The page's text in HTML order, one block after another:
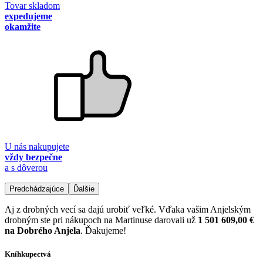
Tovar skladom
expedujeme
okamžite
U nás nakupujete
vždy bezpečne
a s dôverou
Predchádzajúce Ďalšie
Aj z drobných vecí sa dajú urobiť veľké. Vďaka vašim Anjelským
drobným ste pri nákupoch na Martinuse darovali už 1 501 609,00 €
na Dobrého Anjela. Ďakujeme!
Kníhkupectvá